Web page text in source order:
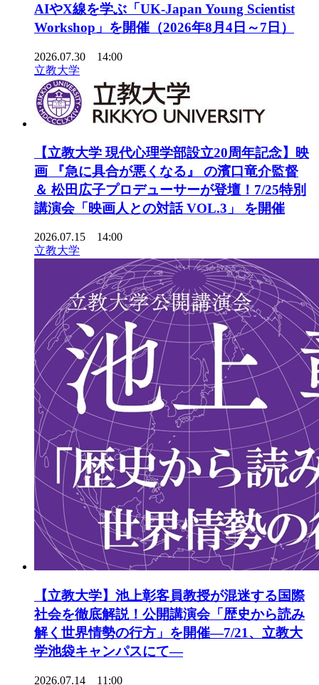
AIやX線を学ぶ「UK-Japan Young Scientist
Workshop」を開催（2026年8月4日～7日）
2026.07.30 14:00
立教大学
【立教大学 現代心理学部設立20周年記念】映
画 『急に具合が悪くなる』 の濱口竜介監督
＆ 松田広子プロデューサーが登壇！7/25特別
講演会「映画人との対話 VOL.3」 を開催
2026.07.15 14:00
立教大学
【立教大学】池上彰客員教授が混迷する国際
社会を徹底解説！公開講演会「歴史から読み
解く世界情勢の行方」を開催―7/21、立教大
学池袋キャンパスにて―
2026.07.14 11:00